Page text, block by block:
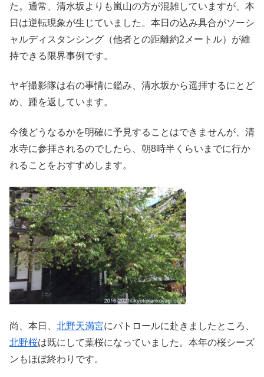
た。通常、清水坂よりも嵐山の方が混雑していますが、本
日は逆転現象が生じていました。本日の込み具合がソーシ
ャルディスタンシング（他者との距離約2メートル）が維
持できる限界事例です。
ヤギ撮影隊は右の事情に鑑み、清水坂から遥拝するにとど
め、踵を返しています。
今後どうなるかを明確に予見することはできませんが、清
水寺に参拝されるのでしたら、朝8時半くらいまでに行か
れることをおすすめします。
尚、本日、 北野天満宮にパトロールに赴きましたところ、
北野桜は既にして葉桜になっていました。本年の桜シーズ
ンもほぼ終わりです。